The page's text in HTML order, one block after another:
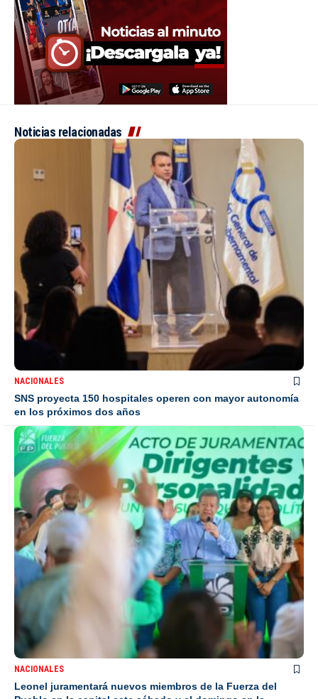
Noticias relacionadas
NACIONALES
SNS proyecta 150 hospitales operen con mayor autonomía
en los próximos dos años
NACIONALES
Leonel juramentará nuevos miembros de la Fuerza del